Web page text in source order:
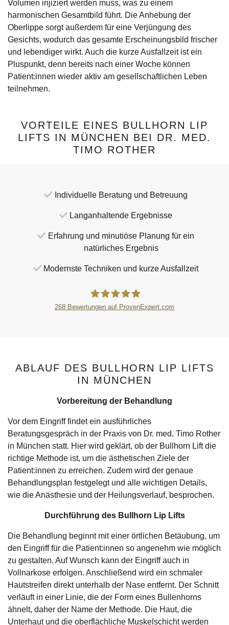
Volumen injiziert werden muss, was zu einem
harmonischen Gesamtbild führt. Die Anhebung der
Oberlippe sorgt außerdem für eine Verjüngung des
Gesichts, wodurch das gesamte Erscheinungsbild frischer
und lebendiger wirkt. Auch die kurze Ausfallzeit ist ein
Pluspunkt, denn bereits nach einer Woche können
Patient:innen wieder aktiv am gesellschaftlichen Leben
teilnehmen.
VORTEILE EINES BULLHORN LIP
LIFTS IN MÜNCHEN BEI DR. MED.
TIMO ROTHER
Individuelle Beratung und Betreuung
Langanhaltende Ergebnisse
Erfahrung und minutiöse Planung für ein
natürliches Ergebnis
Modernste Techniken und kurze Ausfallzeit
268 Bewertungen auf ProvenExpert.com
ABLAUF DES BULLHORN LIP LIFTS
IN MÜNCHEN
Vorbereitung der Behandlung
Vor dem Eingriff findet ein ausführliches
Beratungsgespräch in der Praxis von Dr. med. Timo Rother
in München statt. Hier wird geklärt, ob der Bullhorn Lift die
richtige Methode ist, um die ästhetischen Ziele der
Patient:innen zu erreichen. Zudem wird der genaue
Behandlungsplan festgelegt und alle wichtigen Details,
wie die Anästhesie und der Heilungsverlauf, besprochen.
Durchführung des Bullhorn Lip Lifts
Die Behandlung beginnt mit einer örtlichen Betäubung, um
den Eingriff für die Patient:innen so angenehm wie möglich
zu gestalten. Auf Wunsch kann der Eingriff auch in
Vollnarkose erfolgen. Anschließend wird ein schmaler
Hautstreifen direkt unterhalb der Nase entfernt. Der Schnitt
verläuft in einer Linie, die der Form eines Bullenhorns
ähnelt, daher der Name der Methode. Die Haut, die
Unterhaut und die oberflächliche Muskelschicht werden